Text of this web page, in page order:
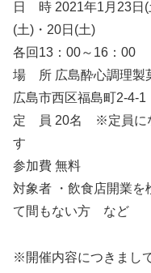
日 時 2021年1月23日(
(土)・20日(土)
各回13：00～16：00
場 所 広島酔心調理製
広島市西区福島町2-4-1
定 員 20名 ※定員にな
す
参加費 無料
対象者 ・飲食店開業を
て間もない方 など
※開催内容につきまし